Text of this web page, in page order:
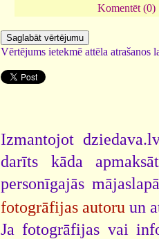
Komentēt (0)
Vērtējums ietekmē attēla atrašanos
Izmantojot
darīts kāda
personīgajās
fotogrāfijas autoru un
Ja fotogrāfijas vai